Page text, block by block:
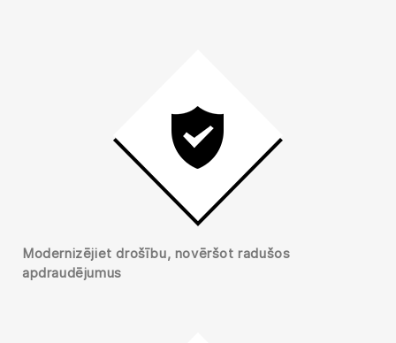
Modernizējiet drošību, novēršot radušos
apdraudējumus